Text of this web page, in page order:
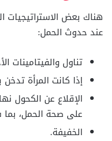
هناك بعض الاستراتيجيات
عند حدوث الحمل:
تناول والفيتامينات
إذا كانت المرأة
الإقلاع عن الكحول
على صحة الحمل،
الخفيفة.